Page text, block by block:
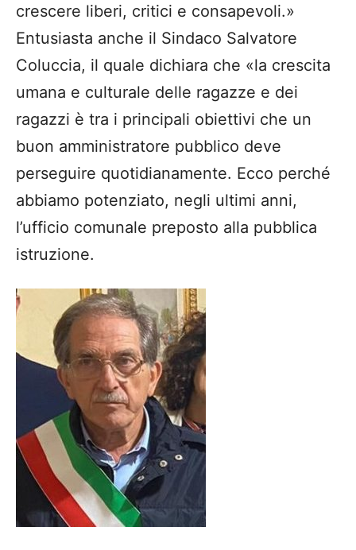
crescere liberi, critici e consapevoli.»
Entusiasta anche il Sindaco Salvatore
Coluccia, il quale dichiara che «la crescita
umana e culturale delle ragazze e dei
ragazzi è tra i principali obiettivi che un
buon amministratore pubblico deve
perseguire quotidianamente. Ecco perché
abbiamo potenziato, negli ultimi anni,
l’ufficio comunale preposto alla pubblica
istruzione.